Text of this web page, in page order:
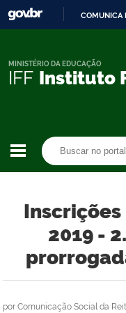
COMUNICA
IFF Instituto
MINISTÉRIO DA EDUCAÇÃO
2019 -
por Comunicação Social da